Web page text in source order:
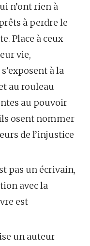
n’ont rien à
à perdre le
Place à ceux
vie,
à la
au rouleau
au pouvoir
osent nommer
de l’injustice
pas un écrivain,
avec la
est
un auteur